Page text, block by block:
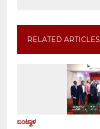
RELATED ARTICLES
ಬಂಟ್ವಾಳ